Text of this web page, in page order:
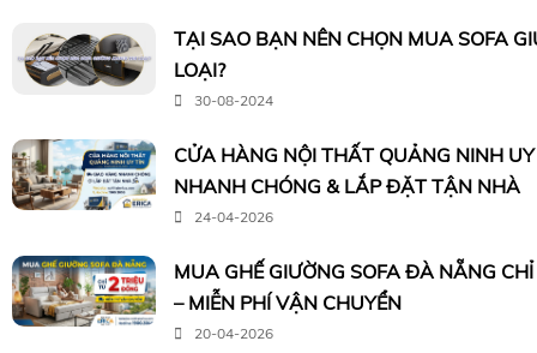
TẠI SAO BẠN NÊN CHỌN MUA SOFA
LOẠI?
30-08-2024
CỬA HÀNG NỘI THẤT QUẢNG NINH
NHANH CHÓNG & LẮP ĐẶT TẬN NHÀ
24-04-2026
MUA GHẾ GIƯỜNG SOFA ĐÀ NẴNG
– MIỄN PHÍ VẬN CHUYỂN
20-04-2026